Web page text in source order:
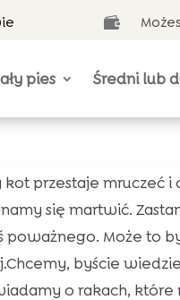

pies Średni lub
kot przestaje mruczeć i
się martwić.
poważnego. Może to
byście
o rakach, które